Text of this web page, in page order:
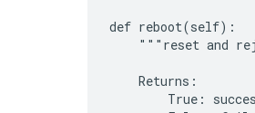
def reboot(self):
"""reset and
    Returns:
True: